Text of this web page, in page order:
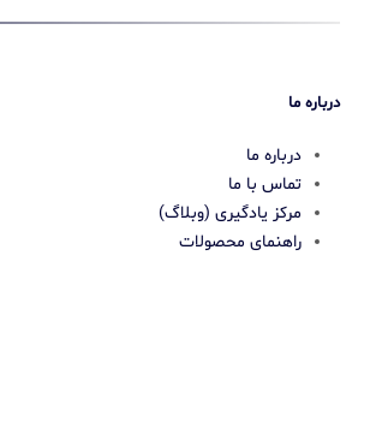
درباره ما
درباره ما
تماس با ما
مرکز یادگیری (وبلاگ)
راهنمای محصولات